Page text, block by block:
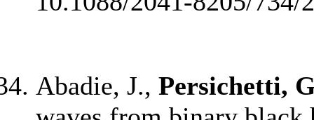
Abadie, J., Persichetti,